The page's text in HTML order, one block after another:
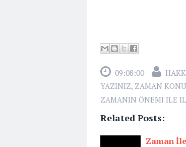
09:08:00
YAZINIZ, ZAMAN
ZAMANIN ÖNEMI ILE
Related Posts:
Zaman